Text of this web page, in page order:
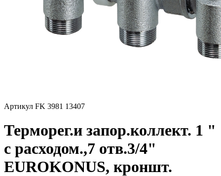
Артикул FK 3981 13407
Терморег.и запор.коллект. 1 "
с расходом.,7 отв.3/4"
EUROKONUS, кроншт.